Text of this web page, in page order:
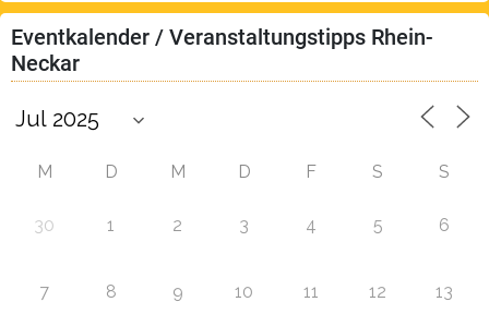
Eventkalender / Veranstaltungstipps Rhein-
Neckar
M D M D F S S
30 1 2 3 4 5 6
7 8 9 10 11 12 13